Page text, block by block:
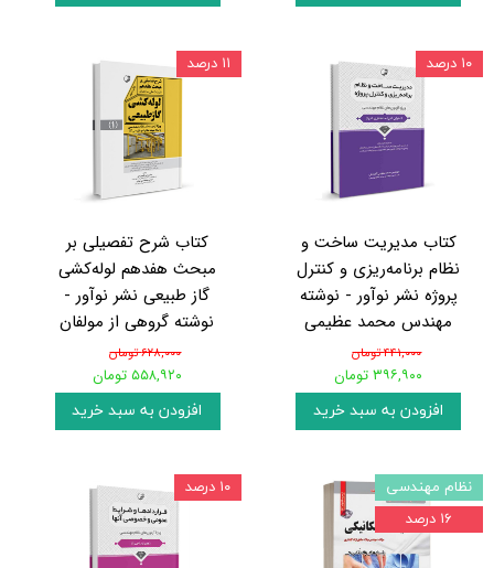
کتاب مدیریت ساخت و
نظام برنامه‌ریزی و کنترل
پروژه نشر نوآور - نوشته
مهندس محمد عظیمی
۴۴۱,۰۰۰ تومان
۳۹۶,۹۰۰ تومان
افزودن به سبد خرید
۱۰ درصد
کتاب شرح تفصیلی بر
مبحث هفدهم لوله‌کشی
گاز طبیعی نشر نوآور -
نوشته گروهی از مولفان
۶۲۸,۰۰۰ تومان
۵۵۸,۹۲۰ تومان
افزودن به سبد خرید
۱۱ درصد
نظام مهندسی
۱۶ درصد
۱۰ درصد